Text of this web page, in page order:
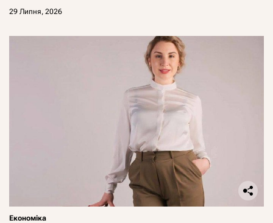
29 Липня, 2026
Економіка